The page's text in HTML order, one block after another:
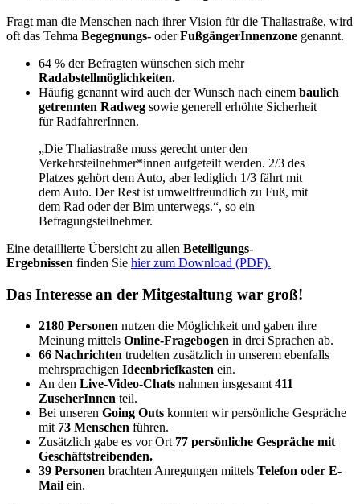
Fragt man die Menschen nach ihrer Vision für die Thaliastraße, wird
oft das Tehma Begegnungs- oderFußgängerInnenzone genannt.
64 % der Befragten wünschen sich mehr
Radabstellmöglichkeiten.
Häufig genannt wird auch der Wunsch nach einem baulich
getrennten Radweg sowie generell erhöhte Sicherheit
für RadfahrerInnen.
„Die Thaliastraße muss gerecht unter den
Verkehrsteilnehmer*innen aufgeteilt werden. 2/3 des
Platzes gehört dem Auto, aber lediglich 1/3 fährt mit
dem Auto. Der Rest ist umweltfreundlich zu Fuß, mit
dem Rad oder der Bim unterwegs.“, so ein
Befragungsteilnehmer.
Eine detaillierte Übersicht zu allen Beteiligungs-
Ergebnissen finden Sie hier zum Download (PDF).
Das Interesse an der Mitgestaltung war groß!
2180 Personen nutzen die Möglichkeit und gaben ihre
Meinung mittels Online-Fragebogen in drei Sprachen ab.
66 Nachrichten trudelten zusätzlich in unserem ebenfalls
mehrsprachigen Ideenbriefkasten ein.
An den Live-Video-Chats nahmen insgesamt 411
ZuseherInnen teil.
Bei unseren Going Outs konnten wir persönliche Gespräche
mit 73 Menschen führen.
Zusätzlich gabe es vor Ort 77 persönliche Gespräche mit
Geschäftstreibenden.
39 Personen brachten Anregungen mittels Telefon oder E-
Mail ein.